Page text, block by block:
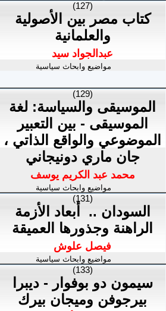
(127)
كتاب مصر بين الأصولية
والعلمانية
عبدالجواد سيد
مواضيع وابحاث سياسية
(129)
الموسيقى والسياسة: لغة
الموسيقى - بين التعبير
الموضوعي والواقع الذاتي ،
جان ماري دونيجاني
محمد عبد الكريم يوسف
مواضيع وابحاث سياسية
(131)
السودان .. ‏ أبعاد الأزمة
الراهنة وجذورها العميقة
فيصل علوش
مواضيع وابحاث سياسية
(133)
سيمون دو بوفوار - ديبرا
بيرجوفن وميجان بيرك